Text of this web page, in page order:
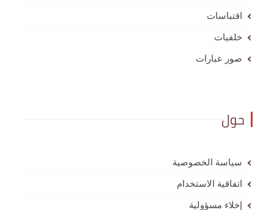
اقتباسات
خلفيات
صور عبارات
حول
سياسة الخصوصية
اتفاقية الاستخدام
إخلاء مسؤولية